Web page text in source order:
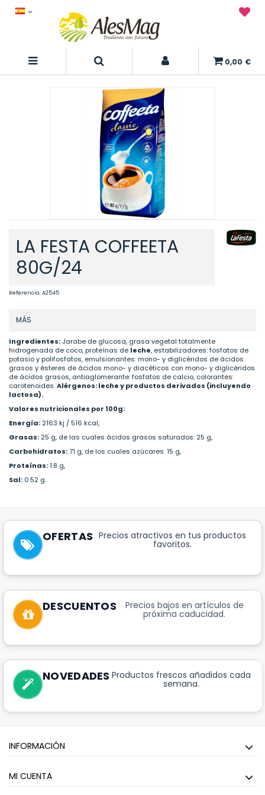
0,00 €
LA FESTA COFFEETA
80G/24
Referencia:A2545
MÁS
Ingredientes: Jarabe de glucosa, grasa vegetal totalmente
hidrogenada de coco, proteínas de leche, estabilizadores: fosfatos de
potasio y polifosfatos, emulsionantes: mono- y diglicéridos de ácidos
grasos y ésteres de ácidos mono- y diacéticos con mono- y diglicéridos
de ácidos grasos, antiaglomerante: fosfatos de calcio, colorantes:
carotenoides.Alérgenos: leche y productos derivados (incluyendo
lactosa).
Valores nutricionales por 100g:
Energía: 2163 kj / 516 kcal,
Grasas: 25 g, de las cuales ácidos grasos saturados: 25 g,
Carbohidratos:71 g, de los cuales azúcares: 15 g,
Proteínas:1.8 g,
Sal: 0.52 g.
OFERTAS Precios atractivos en tus productos
favoritos.
DESCUENTOS Precios bajos en artículos de
próxima caducidad.
NOVEDADES Productos frescos añadidos cada
semana.
INFORMACIÓN
MI CUENTA